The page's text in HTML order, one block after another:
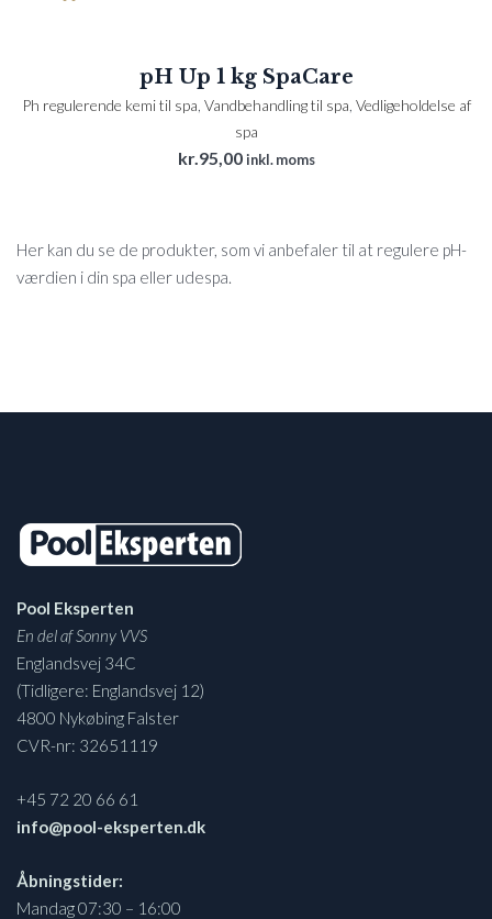
pH Up 1 kg SpaCare
Ph regulerende kemi til spa Vandbehandling til spa Vedligeholdelse af
spa
kr.95,00 inkl. moms
Her kan du se de produkter, som vi anbefaler til at regulere pH-
værdien i din spa eller udespa.
Pool Eksperten
En del af Sonny VVS
Englandsvej 34C
(Tidligere: Englandsvej 12)
4800 Nykøbing Falster
CVR-nr: 32651119
+45 72 20 66 61
info@pool-eksperten.dk
Åbningstider:
Mandag 07:30 – 16:00